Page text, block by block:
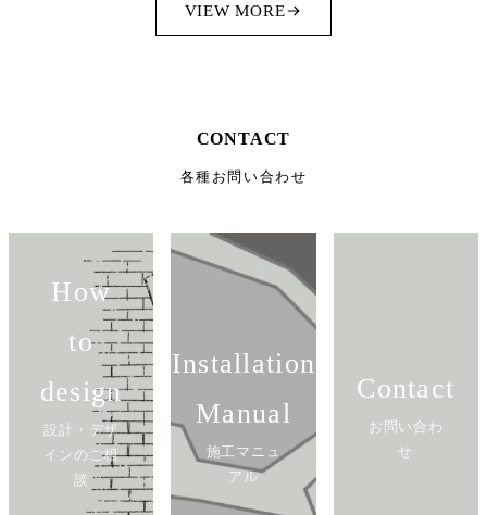
VIEW MORE
CONTACT
各種お問い合わせ
How
to
design
設計・デザ
インのご相
談
Installation
Manual
施工マニュ
アル
Contact
お問い合わ
せ